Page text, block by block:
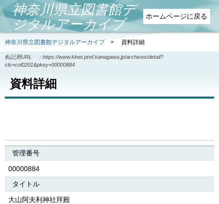
ホームページに戻る
神奈川県立図書館デ
ジタルアーカイブ
神奈川県立図書館デジタルアーカイブ> 資料詳細
転記用URL ： https://www.klnet.pref.kanagawa.jp/archives/detail?
cls=col0201&pkey=00000884
資料詳細
管理番号
00000884
タイトル
大山阿夫利神社拜殿